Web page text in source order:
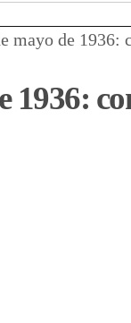
mayo de 1936:
1936: